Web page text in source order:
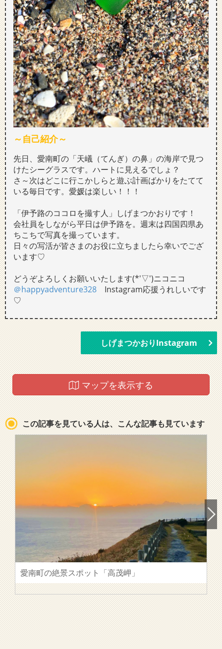
～自己紹介～
先日、愛南町の「天嶬（てんぎ）の鼻」の海岸で見つ
けたシーグラスです。ハートに見えるでしょ？
さ～次はどこに行こかしらと遊ぶ計画ばかりをたてて
いる毎日です。愛媛は楽しい！！！
「伊予路のココロを撮す人」しげまつかおりです！
会社員をしながら平日は伊予路を。週末は四国四県あ
ちこちで写真を撮っています。
日々の写活が皆さまのお役に立ちましたら幸いでござ
います♡
どうぞよろしくお願いいたします(*'▽')ニコニコ
＠happyadventure328 Instagram応援うれしいです
♡
しげまつかおりInstagram
マップを表示する
この記事を見ている人は、こんな記事も見ています
愛南町の絶景スポット「高茂岬」